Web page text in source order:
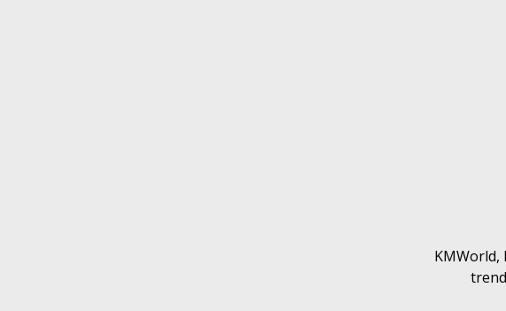
KMWorld,